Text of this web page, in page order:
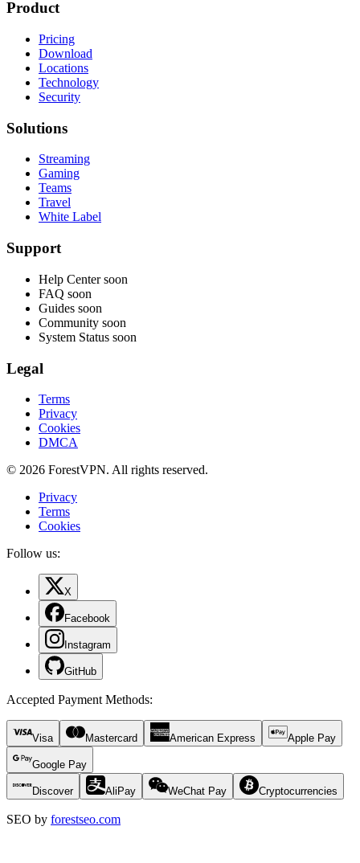
Product
Pricing
Download
Locations
Technology
Security
Solutions
Streaming
Gaming
Teams
Travel
White Label
Support
Help Center soon
FAQ soon
Guides soon
Community soon
System Status soon
Legal
Terms
Privacy
Cookies
DMCA
© 2026 ForestVPN. All rights reserved.
Privacy
Terms
Cookies
Follow us:
X
Facebook
Instagram
GitHub
Accepted Payment Methods:
Visa Mastercard American Express Apple Pay
Google Pay
Discover AliPay WeChat Pay Cryptocurrencies
SEO by forestseo.com